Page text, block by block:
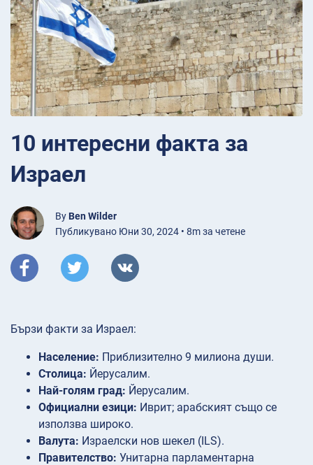
10 интересни факта за
Израел
By Ben Wilder
Публикувано Юни 30, 2024 • 8m за четене
Бързи факти за Израел:
Население: Приблизително 9 милиона души.
Столица: Йерусалим.
Най-голям град: Йерусалим.
Официални езици: Иврит; арабският също се
използва широко.
Валута: Израелски нов шекел (ILS).
Правителство: Унитарна парламентарна